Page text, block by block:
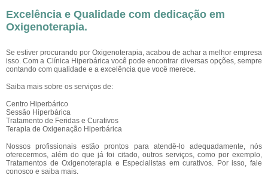
Excelência e Qualidade com dedicação em
Oxigenoterapia.
Se estiver procurando por Oxigenoterapia, acabou de achar a melhor empresa
isso. Com a Clínica Hiperbárica você pode encontrar diversas opções, sempre
contando com qualidade e a excelência que você merece.
Saiba mais sobre os serviços de:
Centro Hiperbárico
Sessão Hiperbárica
Tratamento de Feridas e Curativos
Terapia de Oxigenação Hiperbárica
Nossos profissionais estão prontos para atendê-lo adequadamente, nós
oferecermos, além do que já foi citado, outros serviços, como por exemplo,
Tratamentos de Oxigenoterapia e Especialistas em curativos. Por isso, fale
conosco e saiba mais.